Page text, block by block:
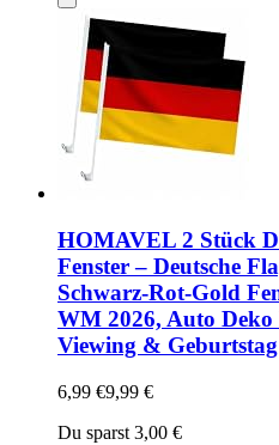
HOMAVEL 2 Stück
Fenster – Deutsche
Schwarz-Rot-Gold
WM 2026, Auto
Viewing & Geburtstag
6,99 €9,99 €
Du sparst 3,00 €